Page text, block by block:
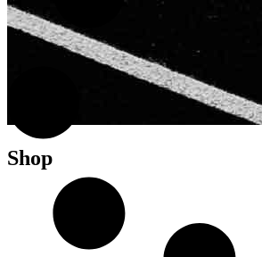
Shop